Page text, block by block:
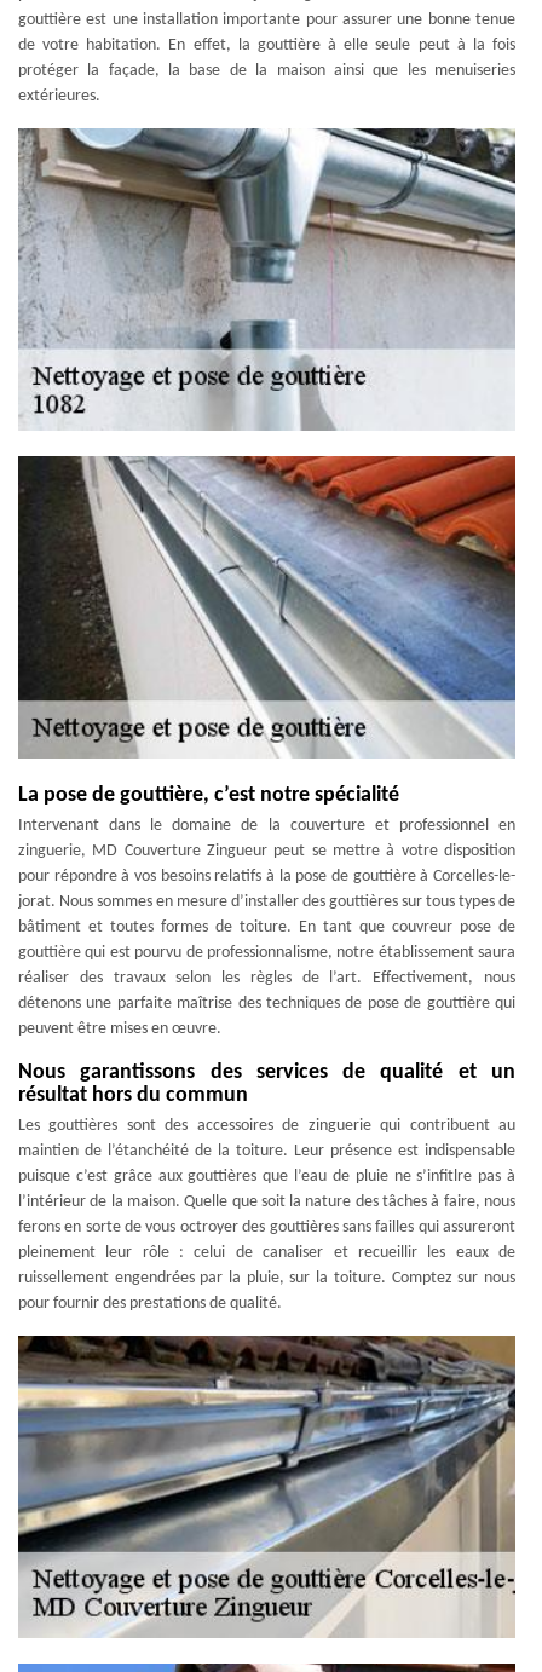
gouttière est une installation importante pour assurer une bonne tenue
de votre habitation. En effet, la gouttière à elle seule peut à la fois
protéger la façade, la base de la maison ainsi que les menuiseries
extérieures.
La pose de gouttière, c’est notre spécialité
Intervenant dans le domaine de la couverture et professionnel en
zinguerie, MD Couverture Zingueur peut se mettre à votre disposition
pour répondre à vos besoins relatifs à la pose de gouttière à Corcelles-le-
jorat. Nous sommes en mesure d’installer des gouttières sur tous types de
bâtiment et toutes formes de toiture. En tant que couvreur pose de
gouttière qui est pourvu de professionnalisme, notre établissement saura
réaliser des travaux selon les règles de l’art. Effectivement, nous
détenons une parfaite maîtrise des techniques de pose de gouttière qui
peuvent être mises en œuvre.
Nous garantissons des services de qualité et un
résultat hors du commun
Les gouttières sont des accessoires de zinguerie qui contribuent au
maintien de l’étanchéité de la toiture. Leur présence est indispensable
puisque c’est grâce aux gouttières que l’eau de pluie ne s’infitlre pas à
l’intérieur de la maison. Quelle que soit la nature des tâches à faire, nous
ferons en sorte de vous octroyer des gouttières sans failles qui assureront
pleinement leur rôle : celui de canaliser et recueillir les eaux de
ruissellement engendrées par la pluie, sur la toiture. Comptez sur nous
pour fournir des prestations de qualité.